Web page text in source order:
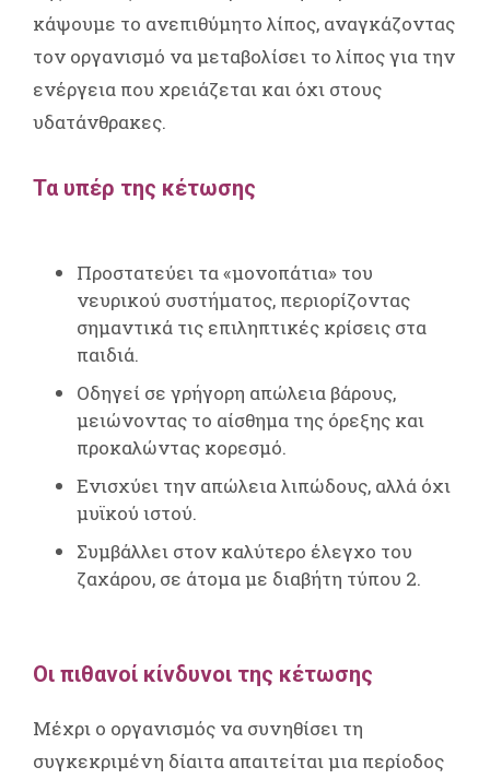
κάψουμε το ανεπιθύμητο λίπος, αναγκάζοντας
τον οργανισμό να μεταβολίσει το λίπος για την
ενέργεια που χρειάζεται και όχι στους
υδατάνθρακες.
Τα υπέρ της κέτωσης
Προστατεύει τα «μονοπάτια» του
νευρικού συστήματος, περιορίζοντας
σημαντικά τις επιληπτικές κρίσεις στα
παιδιά.
Οδηγεί σε γρήγορη απώλεια βάρους,
μειώνοντας το αίσθημα της όρεξης και
προκαλώντας κορεσμό.
Ενισχύει την απώλεια λιπώδους, αλλά όχι
μυϊκού ιστού.
Συμβάλλει στον καλύτερο έλεγχο του
ζαχάρου, σε άτομα με διαβήτη τύπου 2.
Οι πιθανοί κίνδυνοι της κέτωσης
Μέχρι ο οργανισμός να συνηθίσει τη
συγκεκριμένη δίαιτα απαιτείται μια περίοδος